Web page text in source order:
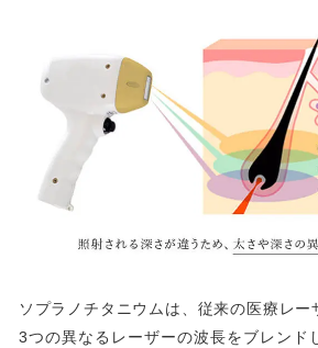
ソプラノチタニウムは、従来の医療レー
3つの異なるレーザーの波長をブレンド